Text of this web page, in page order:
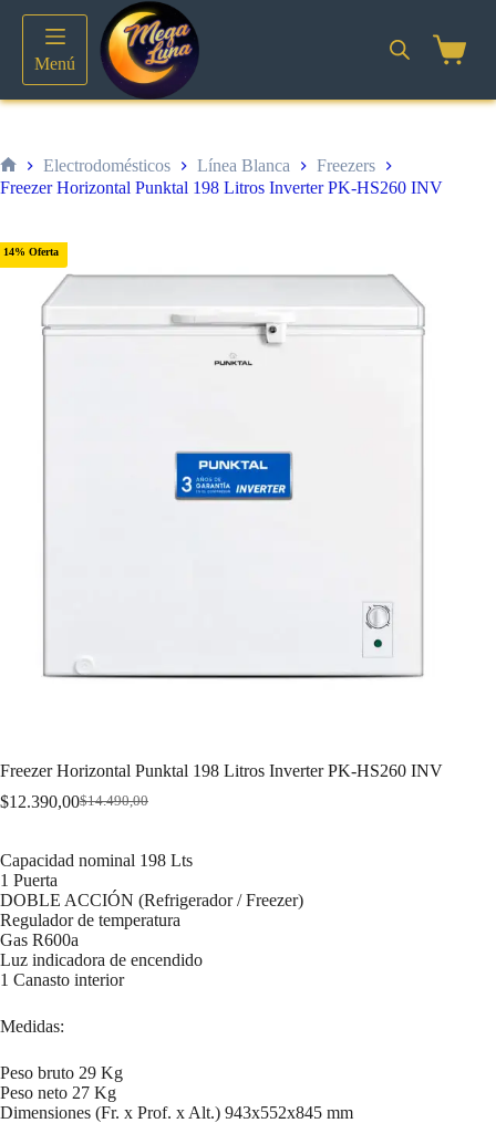
contenido
Menú
Inicio
Electrodomésticos Línea Blanca
Freezers
Freezer Horizontal Punktal 198 Litros Inverter PK-HS260 INV
14% Oferta
Freezer Horizontal Punktal 198 Litros Inverter PK-HS260 INV
$14.490,00
Original
$14.490,00.
$12.390,00Current
$12.390,00.
Capacidad nominal 198 Lts
1 Puerta
DOBLE ACCIÓN (Refrigerador / Freezer)
Regulador de temperatura
Gas R600a
Luz indicadora de encendido
1 Canasto interior
Medidas:
Peso bruto 29 Kg
Peso neto 27 Kg
Dimensiones (Fr. x Prof. x Alt.) 943x552x845 mm